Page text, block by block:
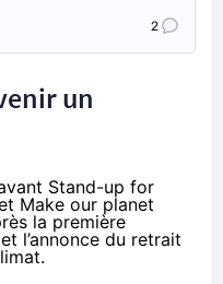
2
un
Stand-up for
Make our planet
la première
l’annonce du retrait